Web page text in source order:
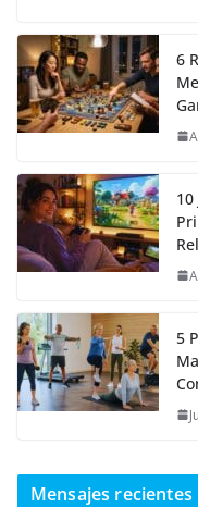
6
10
5
Mensajes recientes